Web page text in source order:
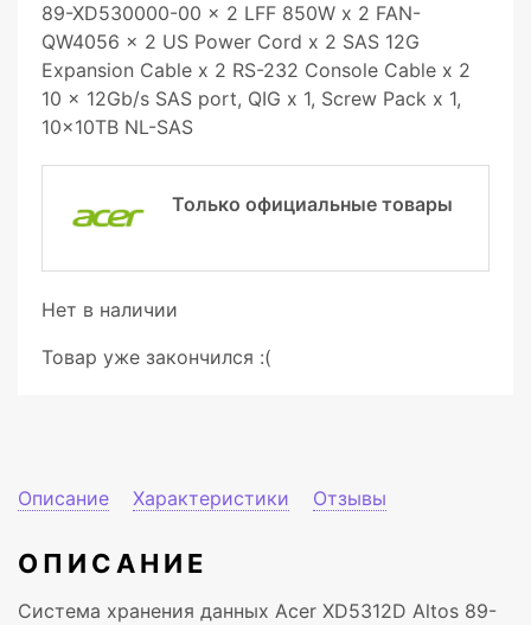
89-XD530000-00 x 2 LFF 850W x 2 FAN-
QW4056 x 2 US Power Cord x 2 SAS 12G
Expansion Cable x 2 RS-232 Console Cable x 2
10 x 12Gb/s SAS port, QIG x 1, Screw Pack x 1,
10x10TB NL-SAS
Только официальные товары
Нет в наличии
Товар уже закончился :(
Описание Характеристики Отзывы
ОПИСАНИЕ
Система хранения данных Acer XD5312D Altos 89-